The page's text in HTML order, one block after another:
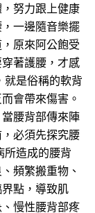
努力跟上健康
一邊隨音樂擺
原來阿公飽受
著護腰，才感
就是俗稱的軟背
會帶來傷害。
腰背部傳來陣
必須先探究腰
所造成的腰背
頻繁搬重物、
點，導致肌
慢性腰背部疼